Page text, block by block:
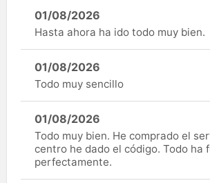
01/08/2026
Hasta ahora ha ido todo muy bien.
01/08/2026
Todo muy sencillo
01/08/2026
Todo muy bien. He comprado el
centro he dado el código. Todo ha
perfectamente.